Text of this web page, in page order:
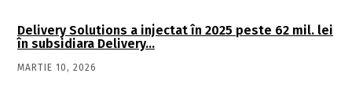
Delivery Solutions a injectat în 2025 peste 62 mil. lei
în subsidiara Delivery…
MARTIE 10, 2026